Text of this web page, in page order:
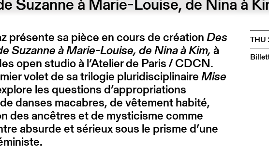
présente sa pièce en cours de créationDes
Suzanne à Marie-Louise, de Nina à Kim, à
open studio à l’Atelier de Paris / CDCN.
volet de sa trilogie pluridisciplinaireMise
les questions d’appropriations
danses macabres, de vêtement habité,
des ancêtres et de mysticisme comme
absurde et sérieux sous le prisme d’une
THU